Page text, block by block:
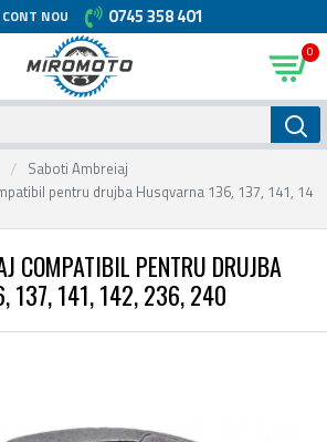
CONT NOU 0745 358 401
0
Saboti Ambreiaj
pentru drujba Husqvarna 136, 137, 141, 14
COMPATIBIL PENTRU DRUJBA
137, 141, 142, 236, 240